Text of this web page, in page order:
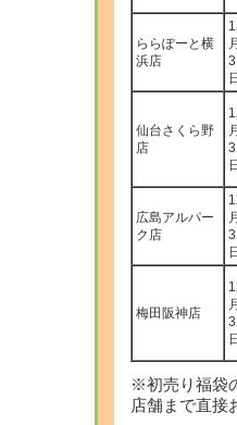
ららぽーと横
浜店
月
日
仙台さくら野
店
月
日
広島アルパー
ク店
月
日
梅田阪神店
月
日
※初売り福袋
店舗まで直接